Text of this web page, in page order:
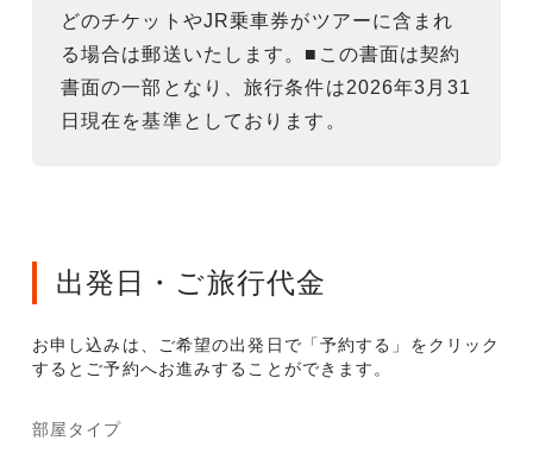
どのチケットやJR乗車券がツアーに含まれ
る場合は郵送いたします。■この書面は契約
書面の一部となり、旅行条件は2026年3月31
日現在を基準としております。
出発日・ご旅行代金
お申し込みは、ご希望の出発日で「予約する」をクリック
するとご予約へお進みすることができます。
部屋タイプ